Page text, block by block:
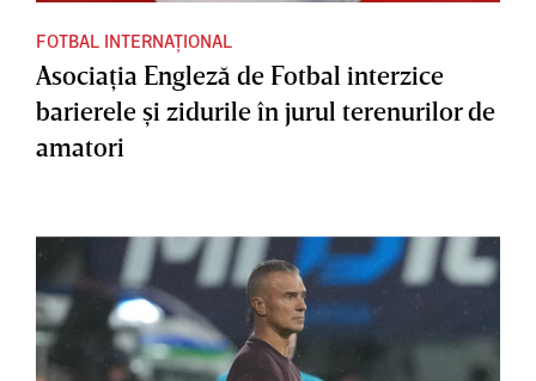
FOTBAL INTERNAȚIONAL
Asociaţia Engleză de Fotbal interzice
barierele şi zidurile în jurul terenurilor de
amatori